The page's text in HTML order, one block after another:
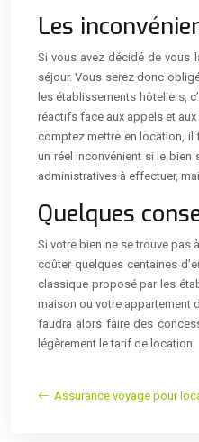
Les
Si vous avez décidé de vous
séjour. Vous serez donc
les établissements hôteliers,
réactifs face aux appels et
comptez mettre en location, il
un réel inconvénient si le bien
administratives à effectuer,
Quelques
Si votre bien ne se trouve pas
coûter quelques centaines
classique proposé par les
maison ou votre appartement
faudra alors faire des
légèrement le tarif de location.
Assurance voyage pour